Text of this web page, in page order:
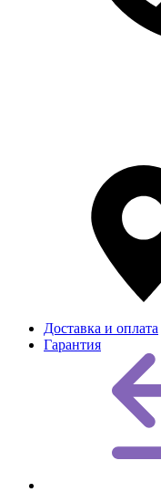
Доставка и оплата
Гарантия